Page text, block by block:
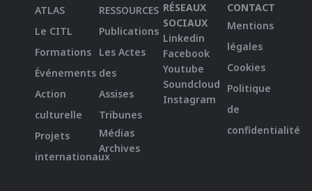
ATLAS
Le CITL
Formations
Événements
Action
culturelle
Projets
internationaux
RESSOURCES
Publications
Les Actes
des
Assises
Tribunes
Médias
Archives
RÉSEAUX
SOCIAUX
Linkedin
Facebook
Youtube
Soundcloud
Instagram
CONTACT
Mentions
légales
Cookies
Politique
de
confidentialité